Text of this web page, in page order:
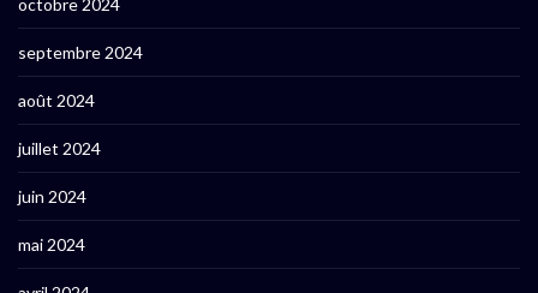
octobre 2024
septembre 2024
août 2024
juillet 2024
juin 2024
mai 2024